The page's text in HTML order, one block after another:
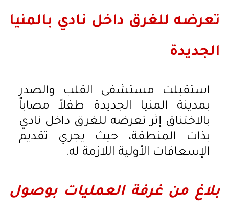
تعرضه للغرق داخل نادي بالمنيا
الجديدة
استقبلت مستشفى القلب والصدر
بمدينة المنيا الجديدة طفلاً مصاباً
بالاختناق إثر تعرضه للغرق داخل نادي
بذات المنطقة، حيث يجري تقديم
الإسعافات الأولية اللازمة له.
بلاغ من غرفة العمليات بوصول